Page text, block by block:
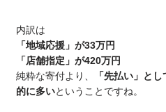
内訳は
「地域応援」が33万円
「店舗指定」が420万円
純粋な寄付より、
「先払い」と
的に多いということですね。